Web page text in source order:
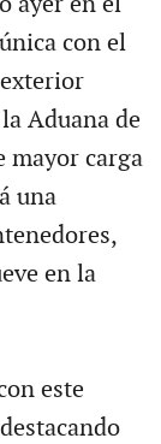
con el
Aduana de
mayor carga
una
en la
este